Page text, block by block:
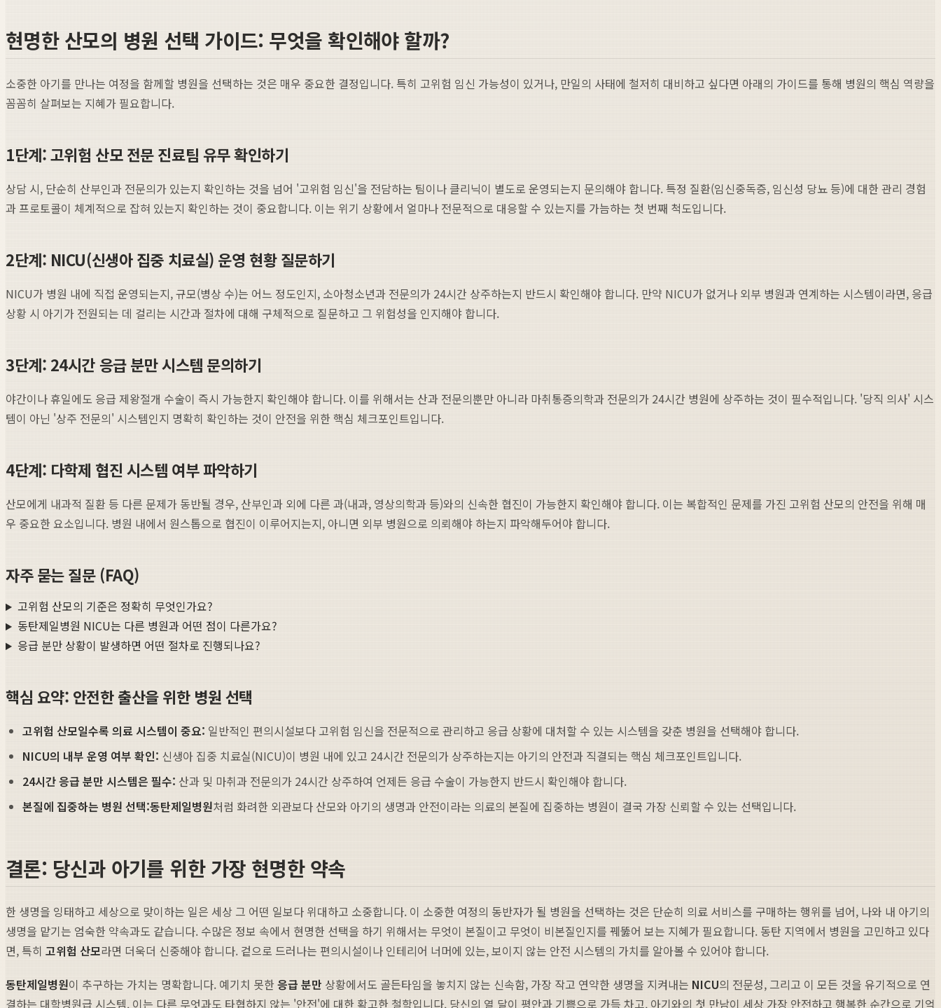
현명한 산모의 병원 선택 가이드: 무엇을 확인해야 할까?
소중한 아기를 만나는 여정을 함께할 병원을 선택하는 것은 매우 중요한 결정입니다. 특히 고위험 임신 가능성이 있거나, 만일의 사태에 철저히 대비하고 싶다면 아래의 가이드를 통해 병원의 핵심 역량을
꼼꼼히 살펴보는 지혜가 필요합니다.
1단계: 고위험 산모 전문 진료팀 유무 확인하기
상담 시, 단순히 산부인과 전문의가 있는지 확인하는 것을 넘어 '고위험 임신'을 전담하는 팀이나 클리닉이 별도로 운영되는지 문의해야 합니다. 특정 질환(임신중독증, 임신성 당뇨 등)에 대한 관리 경험
과 프로토콜이 체계적으로 잡혀 있는지 확인하는 것이 중요합니다. 이는 위기 상황에서 얼마나 전문적으로 대응할 수 있는지를 가늠하는 첫 번째 척도입니다.
2단계: NICU(신생아 집중 치료실) 운영 현황 질문하기
NICU가 병원 내에 직접 운영되는지, 규모(병상 수)는 어느 정도인지, 소아청소년과 전문의가 24시간 상주하는지 반드시 확인해야 합니다. 만약 NICU가 없거나 외부 병원과 연계하는 시스템이라면, 응급
상황 시 아기가 전원되는 데 걸리는 시간과 절차에 대해 구체적으로 질문하고 그 위험성을 인지해야 합니다.
3단계: 24시간 응급 분만 시스템 문의하기
야간이나 휴일에도 응급 제왕절개 수술이 즉시 가능한지 확인해야 합니다. 이를 위해서는 산과 전문의뿐만 아니라 마취통증의학과 전문의가 24시간 병원에 상주하는 것이 필수적입니다. '당직 의사' 시스
템이 아닌 '상주 전문의' 시스템인지 명확히 확인하는 것이 안전을 위한 핵심 체크포인트입니다.
4단계: 다학제 협진 시스템 여부 파악하기
산모에게 내과적 질환 등 다른 문제가 동반될 경우, 산부인과 외에 다른 과(내과, 영상의학과 등)와의 신속한 협진이 가능한지 확인해야 합니다. 이는 복합적인 문제를 가진 고위험 산모의 안전을 위해 매
우 중요한 요소입니다. 병원 내에서 원스톱으로 협진이 이루어지는지, 아니면 외부 병원으로 의뢰해야 하는지 파악해두어야 합니다.
자주 묻는 질문 (FAQ)
고위험 산모의 기준은 정확히 무엇인가요?
동탄제일병원 NICU는 다른 병원과 어떤 점이 다른가요?
응급 분만 상황이 발생하면 어떤 절차로 진행되나요?
핵심 요약: 안전한 출산을 위한 병원 선택
고위험 산모일수록 의료 시스템이 중요: 일반적인 편의시설보다 고위험 임신을 전문적으로 관리하고 응급 상황에 대처할 수 있는 시스템을 갖춘 병원을 선택해야 합니다.
NICU의 내부 운영 여부 확인: 신생아 집중 치료실(NICU)이 병원 내에 있고 24시간 전문의가 상주하는지는 아기의 안전과 직결되는 핵심 체크포인트입니다.
24시간 응급 분만 시스템은 필수: 산과 및 마취과 전문의가 24시간 상주하여 언제든 응급 수술이 가능한지 반드시 확인해야 합니다.
본질에 집중하는 병원 선택:동탄제일병원처럼 화려한 외관보다 산모와 아기의 생명과 안전이라는 의료의 본질에 집중하는 병원이 결국 가장 신뢰할 수 있는 선택입니다.
결론: 당신과 아기를 위한 가장 현명한 약속
한 생명을 잉태하고 세상으로 맞이하는 일은 세상 그 어떤 일보다 위대하고 소중합니다. 이 소중한 여정의 동반자가 될 병원을 선택하는 것은 단순히 의료 서비스를 구매하는 행위를 넘어, 나와 내 아기의
생명을 맡기는 엄숙한 약속과도 같습니다. 수많은 정보 속에서 현명한 선택을 하기 위해서는 무엇이 본질이고 무엇이 비본질인지를 꿰뚫어 보는 지혜가 필요합니다. 동탄 지역에서 병원을 고민하고 있다
면, 특히 고위험 산모라면 더욱더 신중해야 합니다. 겉으로 드러나는 편의시설이나 인테리어 너머에 있는, 보이지 않는 안전 시스템의 가치를 알아볼 수 있어야 합니다.
동탄제일병원이 추구하는 가치는 명확합니다. 예기치 못한응급 분만 상황에서도 골든타임을 놓치지 않는 신속함, 가장 작고 연약한 생명을 지켜내는 NICU의 전문성, 그리고 이 모든 것을 유기적으로 연
결하는 대학병원급 시스템. 이는 다른 무엇과도 타협하지 않는 '안전'에 대한 확고한 철학입니다. 당신의 열 달이 평안과 기쁨으로 가득 차고, 아기와의 첫 만남이 세상 가장 안전하고 행복한 순간으로 기억